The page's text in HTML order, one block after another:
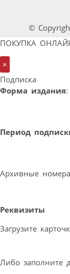
©
ПОКУПКА
×
Подписка
Форма издания:
Период
Архивные
Реквизиты
Загрузите
Либо заполните